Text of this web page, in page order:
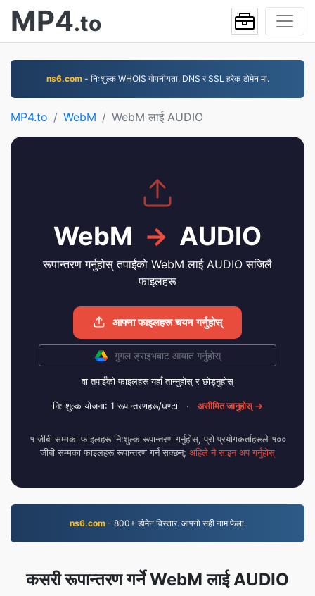
MP4.to
ns6.com- निःशुल्क WHOIS गोपनीयता, DNS र SSL हरेक डोमेन मा.
MP4.to WebM WebM लाई AUDIO
WebM → AUDIO
रूपान्तरण गर्नुहोस् तपाईंको WebM लाई AUDIO सजिलै
फाइलहरू
आफ्ना फाइलहरू चयन गर्नुहोस्
गुगल ड्राइभबाट आयात गर्नुहोस्
वा तपाईँको फाइलहरू यहाँ तान्नुहोस् र छोड्नुहोस्
नि: शुल्क योजना: 1 रूपान्तरणहरू/घण्टा · असीमित जानुहोस् →
१ जीबी सम्मका फाइलहरू नि:शुल्क रूपान्तरण गर्नुहोस्, प्रो प्रयोगकर्ताहरूले १००
जीबी सम्मका फाइलहरू रूपान्तरण गर्न सक्छन्; अहिले नै साइन अप गर्नुहोस्
ns6.com- 800+ डोमेन विस्तार. आफ्नो सही नाम फेला.
कसरी रूपान्तरण गर्ने WebM लाई AUDIO